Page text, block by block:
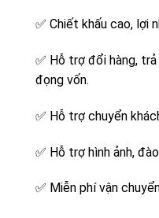
✅ Chiết khấu cao, lợi
✅ Hỗ trợ đổi hàng,
đọng vốn.
✅ Hỗ trợ chuyển
✅ Hỗ trợ hình ảnh,
✅ Miễn phí vận